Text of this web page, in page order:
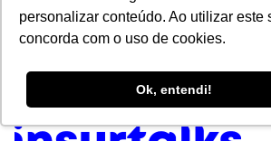
personalizar conteúdo. Ao utilizar este
concorda com o uso de cookies.
Ok, entendi!